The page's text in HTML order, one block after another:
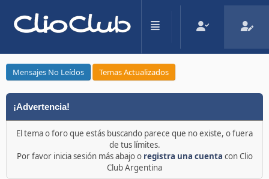
Mensajes No Leídos Temas Actualizados
¡Advertencia!
El tema o foro que estás buscando parece que no existe, o fuera
de tus límites.
Por favor inicia sesión más abajo o registra una cuenta con Clio
Club Argentina